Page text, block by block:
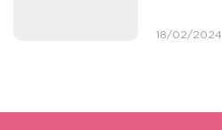
18/02/2024